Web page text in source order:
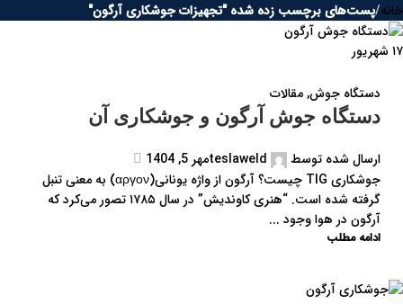
خانه/پست‌های برچسب زده شده "تجهیزات جوشکاری آرگون"
۱۷شهریور
دستگاه جوش,مقالات
دستگاه جوش آرگون و جوشکاری آن
ارسال شده توسط teslaweldمهر 5, 1404
جوشکاری TIG چیست؟ آرگون از واژه یونانی(αργον) به معنی تنبل
گرفته شده است. “هنری کاوندیش” در سال ۱۷۸۵ تصور می‌کرد که
آرگون در هوا وجود ...
ادامه مطلب